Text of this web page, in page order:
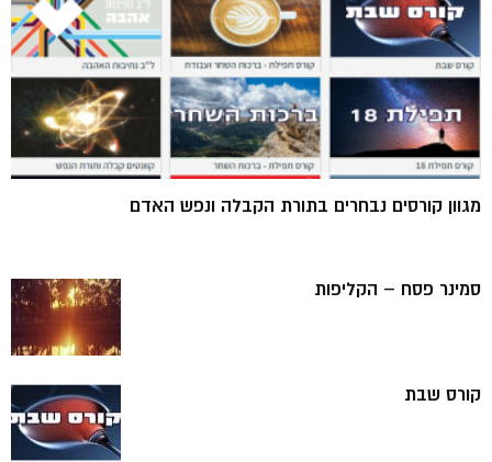
מגוון קורסים נבחרים בתורת הקבלה ונפש האדם
סמינר פסח – הקליפות
קורס שבת